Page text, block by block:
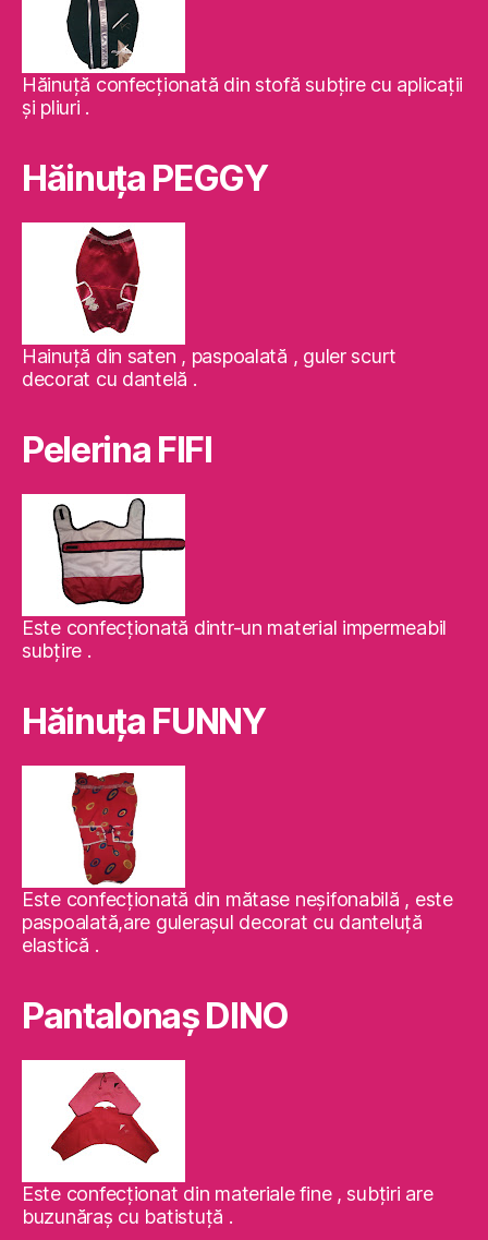
Hăinuţă confecţionată din stofă subţire cu aplicaţii
şi pliuri .
Hăinuţa PEGGY
Hainuţă din saten , paspoalată , guler scurt
decorat cu dantelă .
Pelerina FIFI
Este confecţionată dintr-un material impermeabil
subţire .
Hăinuţa FUNNY
Este confecţionată din mătase neşifonabilă , este
paspoalată,are guleraşul decorat cu danteluţă
elastică .
Pantalonaş DINO
Este confecţionat din materiale fine , subţiri are
buzunăraş cu batistuţă .